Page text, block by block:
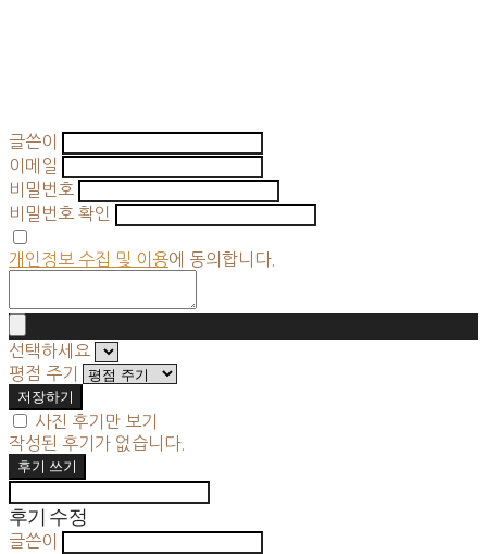
글쓴이
이메일
비밀번호
비밀번호 확인
개인정보 수집 및 이용에 동의합니다.
선택하세요
평점 주기
저장하기
사진 후기만 보기
작성된 후기가 없습니다.
후기 쓰기
후기 수정
글쓴이